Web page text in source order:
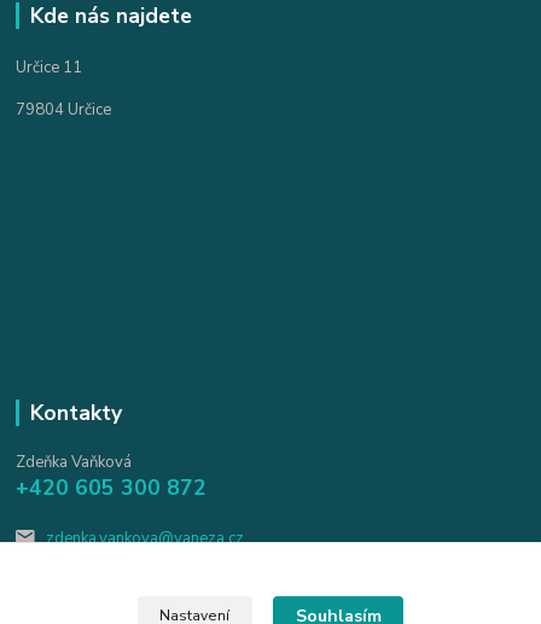
Kde nás najdete
Určice 11
79804 Určice
Kontakty
Zdeňka Vaňková
+420 605 300 872
zdenka.vankova@vaneza.cz
Nastavení Souhlasím